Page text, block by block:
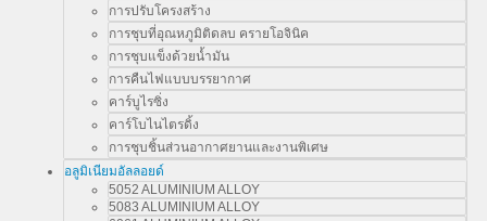
การปรับโครงสร้าง
การชุบที่อุณหภูมิติดลบ ครายโอจินิค
การชุบแข็งด้วยน้ำมัน
การคืนไฟแบบบรรยากาศ
คาร์บูไรซิ่ง
คาร์โบไนไตรดิ้ง
การชุบชิ้นส่วนอากาศยานและงานพิเศษ
อลูมิเนียมอัลลอยด์
5052 ALUMINIUM ALLOY
5083 ALUMINIUM ALLOY